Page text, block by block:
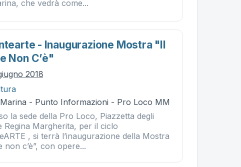
che vedrà come...
- Inaugurazione Mostra "il
Non C’è"
2018
- Punto Informazioni - Pro Loco MM
la sede della Pro Loco, Piazzetta degli
Regina Margherita, per il ciclo
, si terrà l’inaugurazione della Mostra
non c’è”, con opere...